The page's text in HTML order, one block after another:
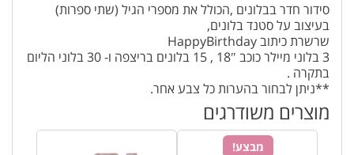
סידור חדר בבלונים ,הכולל את מספרי הגיל (שתי ספרות)
בעיצוב על סטנד בלונים,
שרשרת כיתוב HappyBirthday
3 בלוני מיילר כוכב 18″ , 15 בלונים בריצפה ו- 30 בלוני הליום
בתקרה .
**ניתן לבחור בהערות כל צבע אחר.
**המחיר כולל את סידור החדר (ללא דמי המשלוח בנתניה).
מוצרים משודרגים
מבצע!